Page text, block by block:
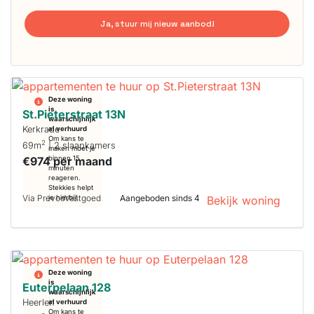
Ja, stuur mij nieuw aanbod!
Deze woning
is
waarschijnlijk
al verhuurd
Om kans te
maken moet je
binnen 15
minuten
reageren.
Stekkies helpt
je hierbij!
St.Pieterstraat 13N
Kerkrade
69m2 | 2 slaapkamers
€974 per maand
Via PrevooVastgoed Aangeboden sinds 4 Bekijk woning
Deze woning
is
waarschijnlijk
al verhuurd
Om kans te
Euterpelaan 128
Heerlen